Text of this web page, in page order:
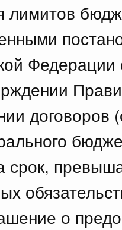
лимитов
Федерации
договоров
срок,
о